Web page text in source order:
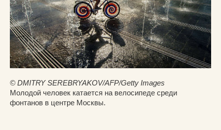
© DMITRY SEREBRYAKOV/AFP/Getty Images
Молодой человек катается на велосипеде среди
фонтанов в центре Москвы.